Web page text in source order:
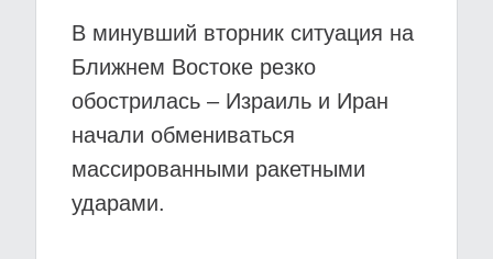
В минувший вторник ситуация на
Ближнем Востоке резко
обострилась – Израиль и Иран
начали обмениваться
массированными ракетными
ударами.